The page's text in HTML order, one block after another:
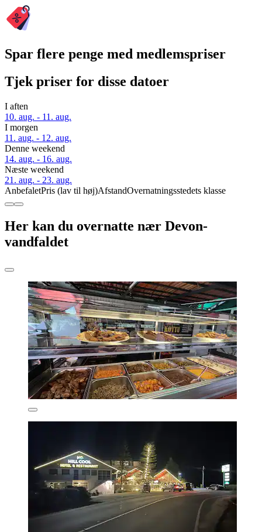
Spar flere penge med medlemspriser
Tjek priser for disse datoer
I aften
10. aug. - 11. aug.
I morgen
11. aug. - 12. aug.
Denne weekend
14. aug. - 16. aug.
Næste weekend
21. aug. - 23. aug.
AnbefaletPris (lav til høj)AfstandOvernatningsstedets klasse
Her kan du overnatte nær Devon-
vandfaldet